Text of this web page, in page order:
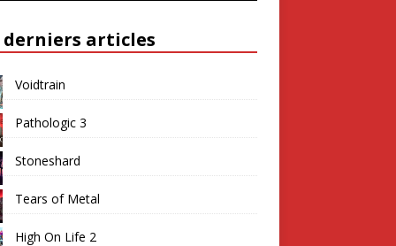
derniers articles
Voidtrain
Pathologic 3
Stoneshard
Tears of Metal
High On Life 2